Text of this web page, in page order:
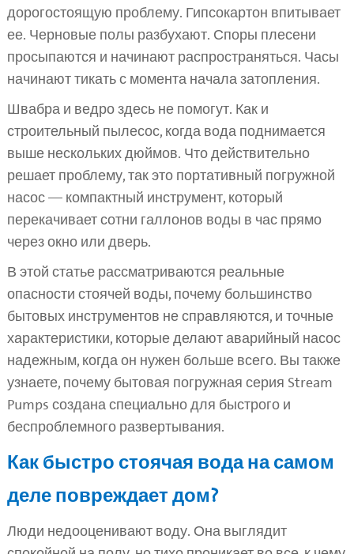
дорогостоящую проблему. Гипсокартон впитывает
ее. Черновые полы разбухают. Споры плесени
просыпаются и начинают распространяться. Часы
начинают тикать с момента начала затопления.
Швабра и ведро здесь не помогут. Как и
строительный пылесос, когда вода поднимается
выше нескольких дюймов. Что действительно
решает проблему, так это портативный погружной
насос — компактный инструмент, который
перекачивает сотни галлонов воды в час прямо
через окно или дверь.
В этой статье рассматриваются реальные
опасности стоячей воды, почему большинство
бытовых инструментов не справляются, и точные
характеристики, которые делают аварийный насос
надежным, когда он нужен больше всего. Вы также
узнаете, почему бытовая погружная серия Stream
Pumps создана специально для быстрого и
беспроблемного развертывания.
Как быстро стоячая вода на самом
деле повреждает дом?
Люди недооценивают воду. Она выглядит